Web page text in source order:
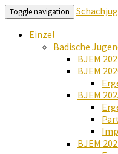
Toggle navigation
Einzel
Badische
BJEM
BJEM
BJEM
BJEM